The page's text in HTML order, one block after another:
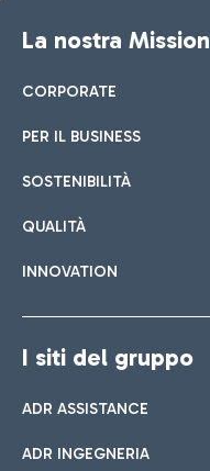
La nostra Mission
CORPORATE
PER IL BUSINESS
SOSTENIBILITÀ
QUALITÀ
INNOVATION
I siti del gruppo
ADR ASSISTANCE
ADR INGEGNERIA